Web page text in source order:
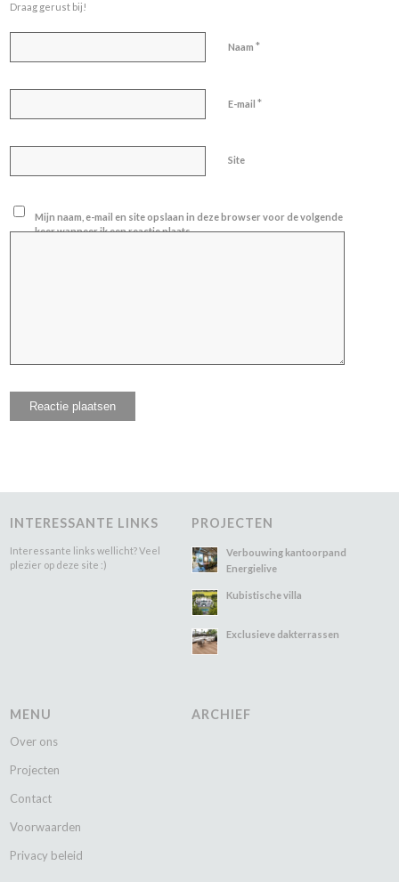
Draag gerust bij!
Naam*
E-mail*
Site
Mijn naam, e-mail en site opslaan in deze browser voor de volgende
keer wanneer ik een reactie plaats.
INTERESSANTE LINKS
Interessante links wellicht? Veel
plezier op deze site :)
PROJECTEN
Verbouwing kantoorpand
Energielive
Kubistische villa
Exclusieve dakterrassen
MENU
Over ons
Projecten
Contact
Voorwaarden
Privacy beleid
ARCHIEF